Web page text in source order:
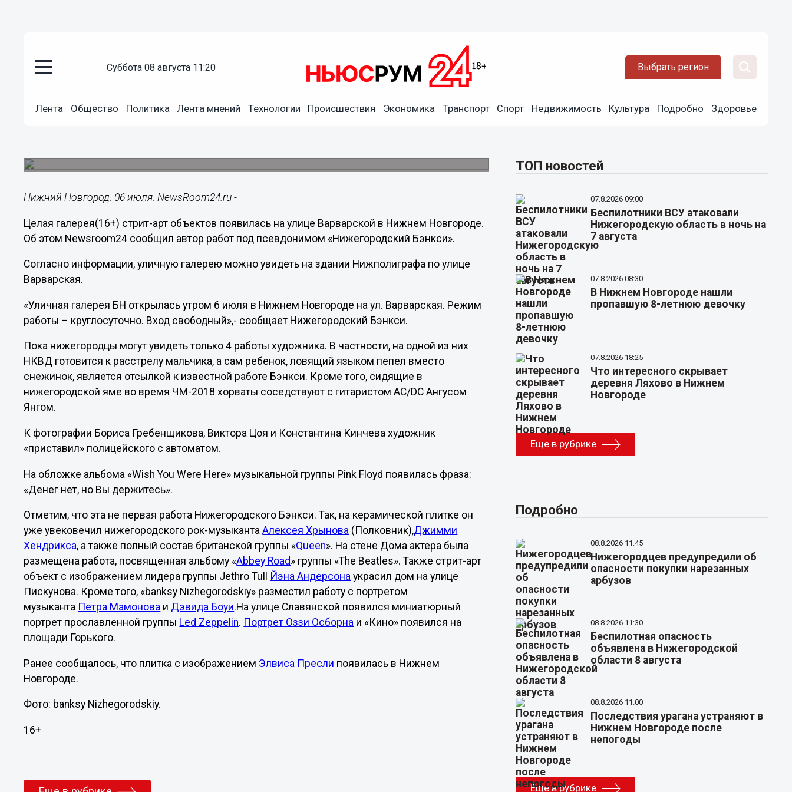
суббота 08 августа 11:20 Выбрать регион
Лента Общество Политика Лента мнений Технологии Происшествия Экономика Транспорт Спорт Недвижимость Культура Подробно Здоровье
Нижегородский Бэнкси запустил уличную галерею на
Нижний Новгород. 06 июля. NewsRoom24.ru -
Целая галерея(16+) стрит-арт объектов появилась на улице Варварской в Нижнем Новгороде.
Об этом Newsroom24 cообщил автор работ под псевдонимом «Нижегородский Бэнкси».
Согласно информации, уличную галерею можно увидеть на здании Нижполиграфа по улице
Варварская.
«Уличная галерея БН открылась утром 6 июля в Нижнем Новгороде на ул. Варварская. Режим
работы – круглосуточно. Вход свободный»,- сообщает Нижегородский Бэнкси.
Пока нижегородцы могут увидеть только 4 работы художника. В частности, на одной из них
НКВД готовится к расстрелу мальчика, а сам ребенок, ловящий языком пепел вместо
снежинок, является отсылкой к известной работе Бэнкси. Кроме того, сидящие в
нижегородской яме во время ЧМ-2018 хорваты соседствуют с гитаристом AC/DC Ангусом
Янгом.
К фотографии Бориса Гребенщикова, Виктора Цоя и Константина Кинчева художник
«приставил» полицейского с автоматом.
На обложке альбома «Wish You Were Here» музыкальной группы Pink Floyd появилась фраза:
«Денег нет, но Вы держитесь».
Отметим, что эта не первая работа Нижегородского Бэнкси. Так, на керамической плитке он
уже увековечил нижегородского рок-музыкантаАлексея Хрынова (Полковник),Джимми
Хендрикса, а также полный состав британской группы «Queen». На стене Дома актера была
размещена работа, посвященная альбому «Abbey Road» группы «The Beatles». Также стрит-арт
объект с изображением лидера группы Jethro Tull
Йэна Андерсона украсил дом на улице
Пискунова. Кроме того, «banksy Nizhegorodskiy» разместил работу с портретом
музыканта Петра Мамонова и Дэвида Боуи.На улице Славянской появился миниатюрный
портрет прославленной группы Led Zeppelin. Портрет Оззи Осборна и «Кино» появился на
площади Горького.
Ранее сообщалось, что плитка с изображением Элвиса Пресли появилась в Нижнем
Новгороде.
Фото: banksy Nizhegorodskiy.
16+
ТОП новостей
07.8.2026 09:00
Беспилотники ВСУ атаковали
Нижегородскую область в ночь на
7 августа
07.8.2026 08:30
В Нижнем Новгороде нашли
пропавшую 8-летнюю девочку
07.8.2026 18:25
Что интересного скрывает
деревня Ляхово в Нижнем
Новгороде
Еще в рубрике
Подробно
08.8.2026 11:45
Нижегородцев предупредили об
опасности покупки нарезанных
арбузов
08.8.2026 11:30
Беспилотная опасность
объявлена в Нижегородской
области 8 августа
08.8.2026 11:00
Последствия урагана устраняют в
Нижнем Новгороде после
непогоды
Еще в рубрике